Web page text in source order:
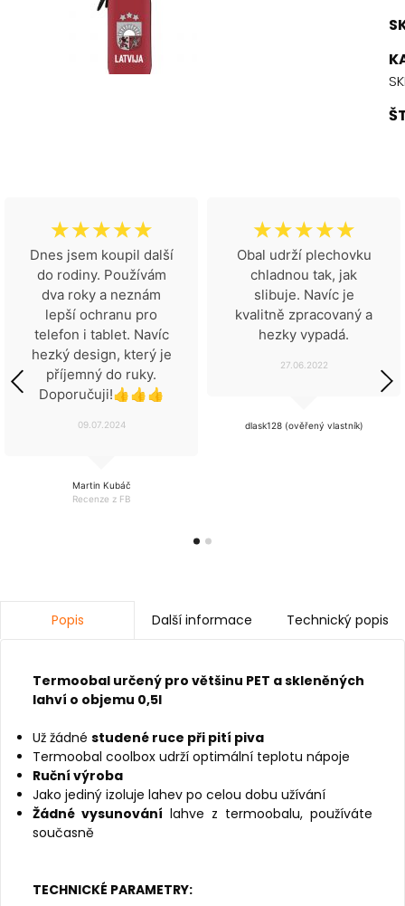
Martin Kubáč
Recenze z FB
☆☆☆☆☆
Dnes jsem koupil další
do rodiny. Používám
dva roky a neznám
lepší ochranu pro
telefon i tablet. Navíc
hezký design, který je
příjemný do ruky.
Doporučuji!👍👍👍
09.07.2024 dlask128 (ověřený vlastník)
☆☆☆☆☆
Obal udrží plechovku
chladnou tak, jak
slibuje. Navíc je
kvalitně zpracovaný a
hezky vypadá.
27.06.2022
Popis Další informace Technický popis
Termoobal určený pro většinu PET a skleněných
lahví o objemu 0,5l
Už žádné studené ruce při pití piva
Termoobal coolbox udrží optimální teplotu nápoje
Ruční výroba
Jako jediný izoluje lahev po celou dobu užívání
Žádné vysunování lahve z termoobalu, používáte
současně
TECHNICKÉ PARAMETRY: